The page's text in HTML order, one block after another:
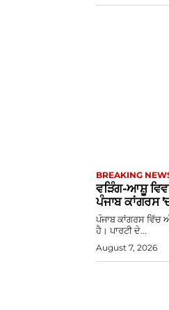
BREAKING
ਵੜਿੰਗ-ਆਸ਼ੂ
ਪੰਜਾਬ ਕਾਂਗਰਸ
ਪੰਜਾਬ ਕਾਂਗਰਸ ਵਿੱਚ
ਹੈ। ਪਾਰਟੀ ਦੇ...
August 7, 2026